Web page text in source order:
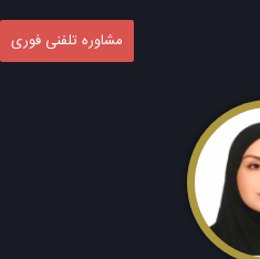
مشاوره تلفنی فوری